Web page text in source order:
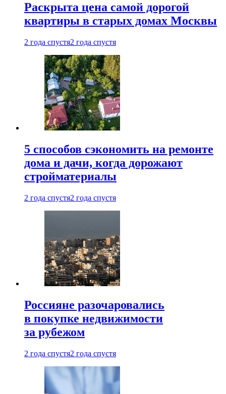
Раскрыта цена самой дорогой
квартиры в старых домах Москвы
2 года спустя2 года спустя
5 способов сэкономить на ремонте
дома и дачи, когда дорожают
стройматериалы
2 года спустя2 года спустя
Россияне разочаровались
в покупке недвижимости
за рубежом
2 года спустя2 года спустя